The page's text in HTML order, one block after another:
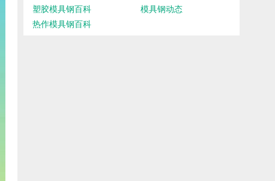
塑胶模具钢百科
模具钢动态
热作模具钢百科